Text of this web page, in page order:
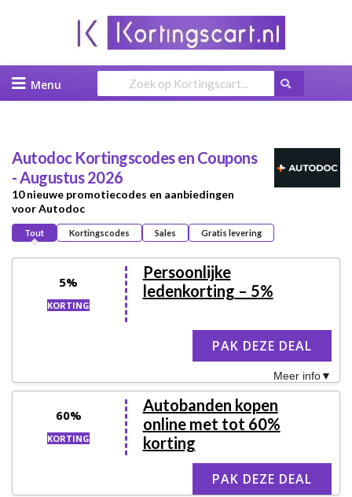
to
content
AutodocKortingscodes en Coupons
- Augustus 2026
10 nieuwe promotiecodes en aanbiedingen
voor Autodoc
Tout Kortingscodes Sales Gratis levering
5%
KORTING
Persoonlijke
ledenkorting – 5%
PAK DEZE DEAL
Meer info
60%
KORTING
Autobanden kopen
online met tot 60%
korting
PAK DEZE DEAL